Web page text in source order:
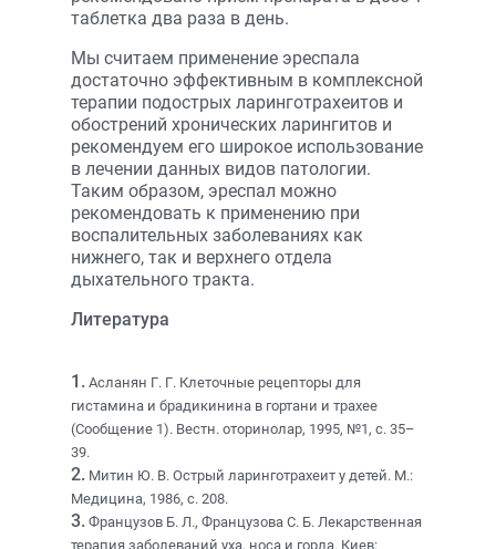
таблетка два раза в день.
Мы считаем применение эреспала
достаточно эффективным в комплексной
терапии подострых ларинготрахеитов и
обострений хронических ларингитов и
рекомендуем его широкое использование
в лечении данных видов патологии.
Таким образом, эреспал можно
рекомендовать к применению при
воспалительных заболеваниях как
нижнего, так и верхнего отдела
дыхательного тракта.
Литература
1. Асланян Г. Г. Клеточные рецепторы для
гистамина и брадикинина в гортани и трахее
(Сообщение 1). Вестн. оторинолар, 1995, №1, с. 35–
39.
2. Митин Ю. В. Острый ларинготрахеит у детей. М.:
Медицина, 1986, с. 208.
3. Французов Б. Л., Французова С. Б. Лекарственная
терапия заболеваний уха, носа и горла. Киев: